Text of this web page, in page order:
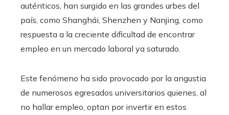
auténticos, han surgido en las grandes urbes del
país, como Shanghái, Shenzhen y Nanjing, como
respuesta a la creciente dificultad de encontrar
empleo en un mercado laboral ya saturado.
Este fenómeno ha sido provocado por la angustia
de numerosos egresados universitarios quienes, al
no hallar empleo, optan por invertir en estos